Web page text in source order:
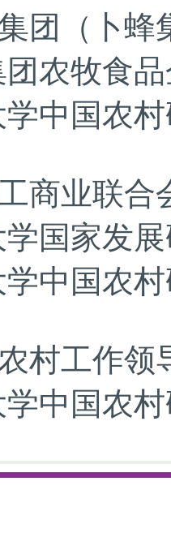
团（卜蜂
牧食品企
国农村
商业联合
家发展
国农村
村工作领
国农村